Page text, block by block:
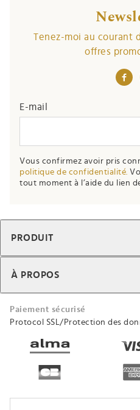
Tenez-moi au courant
offres
If you
this
field
E-mail
Vous confirmez avoir pris
politique de confidentialité.
tout moment à l’aide du lien
PRODUIT
À PROPOS
Paiement sécurisé
Protocol SSL/Protection des